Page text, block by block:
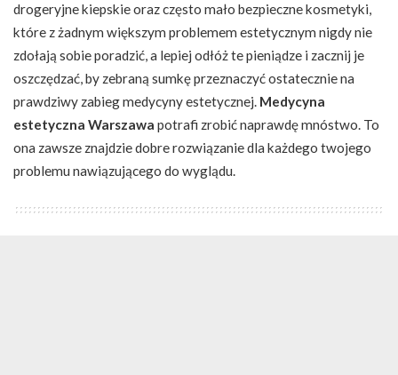
drogeryjne kiepskie oraz często mało bezpieczne kosmetyki,
które z żadnym większym problemem estetycznym nigdy nie
zdołają sobie poradzić, a lepiej odłóż te pieniądze i zacznij je
oszczędzać, by zebraną sumkę przeznaczyć ostatecznie na
prawdziwy zabieg medycyny estetycznej. Medycyna
estetyczna Warszawa potrafi zrobić naprawdę mnóstwo. To
ona zawsze znajdzie dobre rozwiązanie dla każdego twojego
problemu nawiązującego do wyglądu.